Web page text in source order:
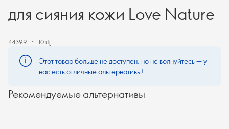
для сияния кожи Love Nature
44399 10 մլ
Этот товар больше не доступен, но не волнуйтесь — у
нас есть отличные альтернативы!
Рекомендуемые альтернативы